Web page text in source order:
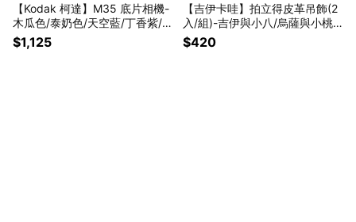
【Kodak 柯達】M35 底片相機-
木瓜色/泰奶色/天空藍/丁香紫/薄
荷綠/黑/橄欖綠/大理石灰/柯達
黃/糖果粉【墊腳石】
$1,125
【吉伊卡哇】拍立得皮革吊飾(2
入/組)-吉伊與小八/烏薩與小桃/
栗子與海獺【墊腳石】鑰匙圈 磁
扣收納
$420